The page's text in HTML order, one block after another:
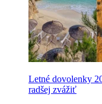
Letné dovolenky
radšej zvážiť